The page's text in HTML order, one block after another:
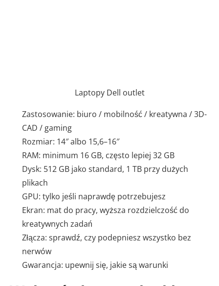
Laptopy Dell outlet
Zastosowanie: biuro / mobilność / kreatywna / 3D-
CAD / gaming
Rozmiar: 14″ albo 15,6–16″
RAM: minimum 16 GB, często lepiej 32 GB
Dysk: 512 GB jako standard, 1 TB przy dużych
plikach
GPU: tylko jeśli naprawdę potrzebujesz
Ekran: mat do pracy, wyższa rozdzielczość do
kreatywnych zadań
Złącza: sprawdź, czy podepniesz wszystko bez
nerwów
Gwarancja: upewnij się, jakie są warunki